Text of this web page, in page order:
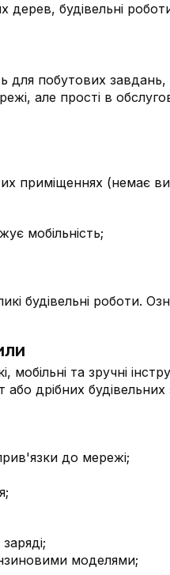
дерев, будівельні
для побутових
але прості в
приміщеннях (немає
мобільність;
будівельні роботи.
мобільні та зручні
дрібних
до мережі;
моделями;